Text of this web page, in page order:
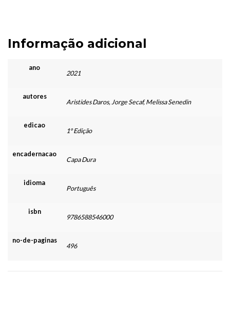
Informação adicional
ano
2021
autores
Aristides Daros, Jorge Secaf, Melissa Senedin
edicao
1º Edição
encadernacao
Capa Dura
idioma
Português
isbn
9786588546000
no-de-paginas
496